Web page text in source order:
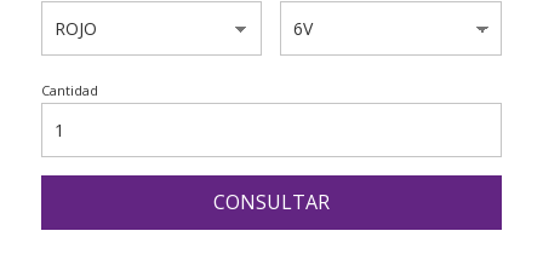
Cantidad
CONSULTAR